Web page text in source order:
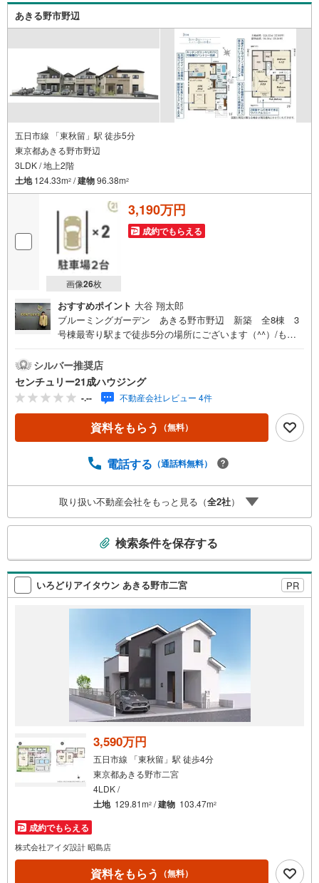
あきる野市野辺
五日市線 「東秋留」駅 徒歩5分
東京都あきる野市野辺
3LDK / 地上2階
土地124.33m2 /建物96.38m2
画像26枚
3,190万円
成約でもらえる
おすすめポイント 大谷 翔太郎
ブルーミングガーデン あきる野市野辺 新築 全8棟 3
号棟最寄り駅まで徒歩5分の場所にございます（^^）/もし
件！住宅性能表示W取得！センチュリー21成ハウジングで
は、武蔵村山市をはじめ、立川市・昭島市・東大和市・瑞
穂町・羽村市・あきる野市・福生市など周辺の地域も情報
が盛りだくさん。ネットに掲載できない物件も多数ござい
ますので、こちらの物件と一緒にご紹介させていただきま
す。写真がまだ撮れていない物件に関しまして、希望があ
など写真が見たい方はお申し付けください。お気軽にお問
シルバー推奨店
センチュリー21成ハウジング
-.-- 不動産会社レビュー 4件
資料をもらう （無料）
電話する （通話料無料）
取り扱い不動産会社をもっと見る（全2社）
検
索
条
・
条
イ
ペ
ー
検索条件を保存する
いろどりアイタウン あきる野市二宮 PR
3,590万円
五日市線 「東秋留」駅 徒歩4分
東京都あきる野市二宮
4LDK /
土地 129.81m2 /建物 103.47m2
成約でもらえる
株式会社アイダ設計 昭島店
資料をもらう （無料）